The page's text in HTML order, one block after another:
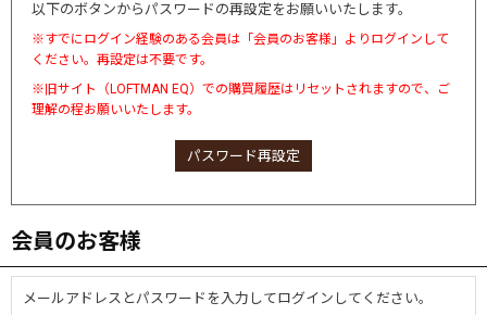
以下のボタンからパスワードの再設定をお願いいたします。
※すでにログイン経験のある会員は「会員のお客様」よりログインして
ください。再設定は不要です。
※旧サイト（LOFTMAN EQ）での購買履歴はリセットされますので、ご
理解の程お願いいたします。
パスワード再設定
会員のお客様
メールアドレスとパスワードを入力してログインしてください。